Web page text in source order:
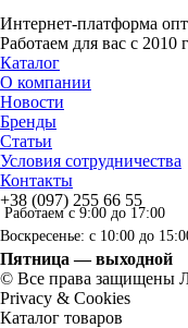
Интернет-платформа
Работаем для вас с 2010
Каталог
О компании
Новости
Бренды
Статьи
Условия сотрудничества
Контакты
+38 (097) 255 66 55
Работаем с 9:00 до 17:00
Воскресенье: с 10:00 до
Пятница — выходной
© Все права защищены
Privacy & Cookies
Каталог товаров